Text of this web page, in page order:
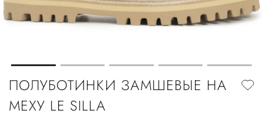
ПОЛУБОТИНКИ ЗАМШЕВЫЕ НА
МЕХУ LE SILLA